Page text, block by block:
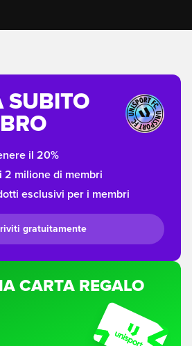
SUBITO
il 20%
2 milione di membri
esclusivi per i membri
gratuitamente
CARTA REGALO